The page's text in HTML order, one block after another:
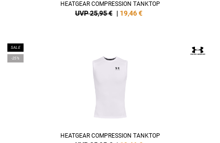
HEATGEAR COMPRESSION TANKTOP
UVP 25,95 € | 19,46€
SALE
-25%
HEATGEAR COMPRESSION TANKTOP